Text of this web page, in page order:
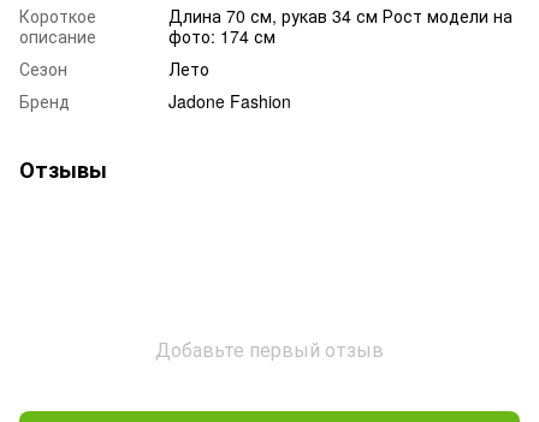
Короткое
описание
Длина 70 см, рукав 34 см Рост модели на
фото: 174 см
Сезон
Лето
Бренд
Jadone Fashion
Отзывы
Добавьте первый отзыв